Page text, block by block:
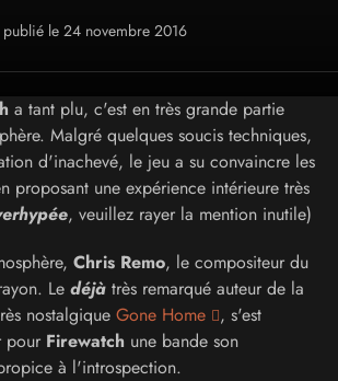
publié le 24 novembre 2016
a tant plu, c'est en très grande partie
Malgré quelques soucis techniques,
d'inachevé, le jeu a su convaincre les
proposant une expérience intérieure très
, veuillez rayer la mention inutile)
Chris Remo, le compositeur du
Le déjà très remarqué auteur de la
nostalgique Gone Home
, s'est
pour Firewatch une bande son
à l'introspection.